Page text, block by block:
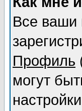
Все ваши
Профиль
могут
настройки